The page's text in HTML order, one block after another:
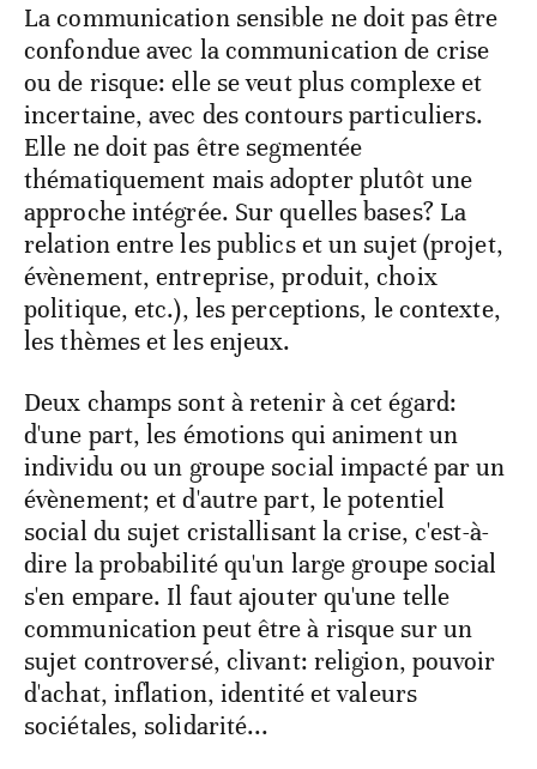
La communication sensible ne doit pas être
confondue avec la communication de crise
ou de risque: elle se veut plus complexe et
incertaine, avec des contours particuliers.
Elle ne doit pas être segmentée
thématiquement mais adopter plutôt une
approche intégrée. Sur quelles bases? La
relation entre les publics et un sujet (projet,
évènement, entreprise, produit, choix
politique, etc.), les perceptions, le contexte,
les thèmes et les enjeux.
Deux champs sont à retenir à cet égard:
d'une part, les émotions qui animent un
individu ou un groupe social impacté par un
évènement; et d'autre part, le potentiel
social du sujet cristallisant la crise, c'est-à-
dire la probabilité qu'un large groupe social
s'en empare. Il faut ajouter qu'une telle
communication peut être à risque sur un
sujet controversé, clivant: religion, pouvoir
d'achat, inflation, identité et valeurs
sociétales, solidarité...